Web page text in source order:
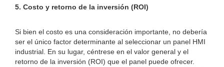
5. Costo y retorno de la inversión (ROI)
Si bien el costo es una consideración importante, no debería
ser el único factor determinante al seleccionar un panel HMI
industrial. En su lugar, céntrese en el valor general y el
retorno de la inversión (ROI) que el panel puede ofrecer.